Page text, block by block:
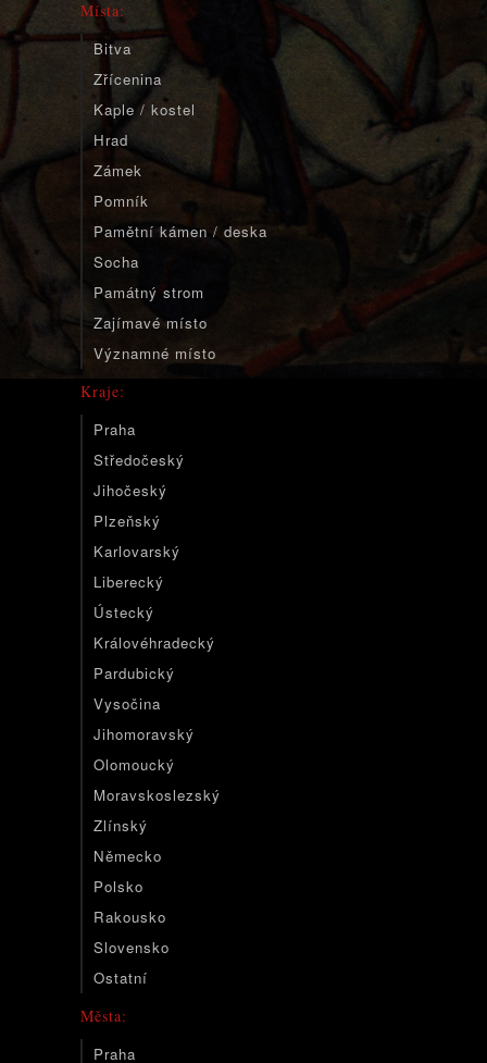
Místa:
Bitva
Zřícenina
Kaple / kostel
Hrad
Zámek
Pomník
Pamětní kámen / deska
Socha
Památný strom
Zajímavé místo
Významné místo
Kraje:
Praha
Středočeský
Jihočeský
Plzeňský
Karlovarský
Liberecký
Ústecký
Královéhradecký
Pardubický
Vysočina
Jihomoravský
Olomoucký
Moravskoslezský
Zlínský
Německo
Polsko
Rakousko
Slovensko
Ostatní
Města:
Praha